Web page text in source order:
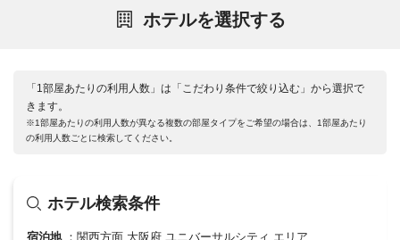
ホテルを選択する
「1部屋あたりの利用人数」は「こだわり条件で絞り込む」から選択で
きます。
※1部屋あたりの利用人数が異なる複数の部屋タイプをご希望の場合は、1部屋あたり
の利用人数ごとに検索してください。
ホテル検索条件
宿泊地 関西方面 大阪府 ユニバーサルシティ エリア